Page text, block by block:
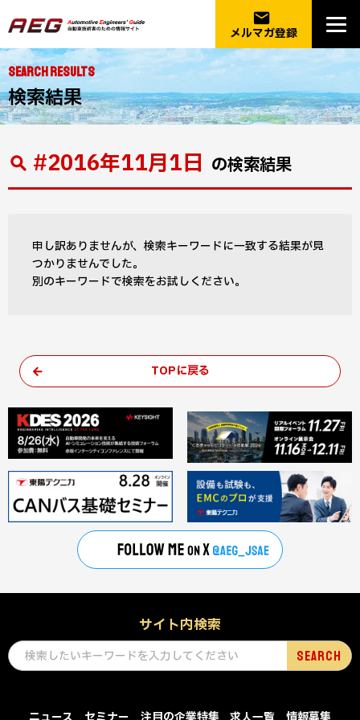
email
メルマガ登録
SEARCH RESULTS
検索結果
#2016年11月1日 の検索結果
申し訳ありませんが、検索キーワードに一致する結果が見
つかりませんでした。
別のキーワードで検索をお試しください。
TOPに戻る
サイト内検索